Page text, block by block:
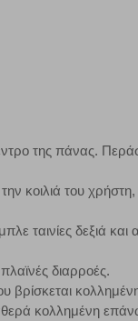
της πάνας.
κοιλιά του
ταινίες δεξιά
διαρροές.
βρίσκεται
κολλημένη
στόχευσης
διαφημίσεις μας σε
να μπορούμε να
παραμονής του. Οι
πότε έχετε
να ρυθμίσετε